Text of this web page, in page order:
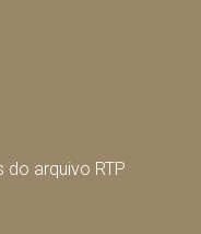
arquivo RTP